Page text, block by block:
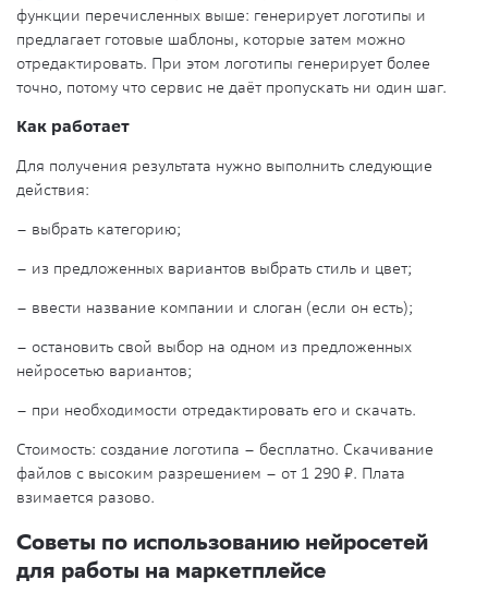
функции перечисленных выше: генерирует логотипы и
предлагает готовые шаблоны, которые затем можно
отредактировать. При этом логотипы генерирует более
точно, потому что сервис не даёт пропускать ни один шаг.
Как работает
Для получения результата нужно выполнить следующие
действия:
– выбрать категорию;
– из предложенных вариантов выбрать стиль и цвет;
– ввести название компании и слоган (если он есть);
– остановить свой выбор на одном из предложенных
нейросетью вариантов;
– при необходимости отредактировать его и скачать.
Стоимость: создание логотипа – бесплатно. Скачивание
файлов с высоким разрешением – от 1 290 ₽. Плата
взимается разово.
Советы по использованию нейросетей
для работы на маркетплейсе